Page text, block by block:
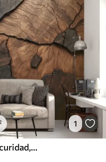
1
madera, textura, grietas, oscuridad, corteza, superficie